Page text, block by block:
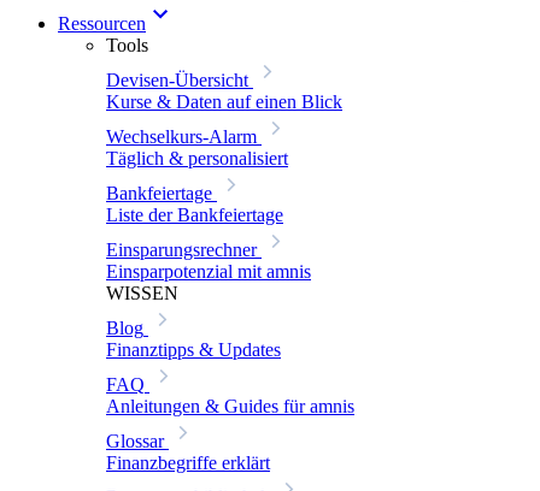
Ressourcen
Tools
Devisen-Übersicht
Kurse & Daten auf einen Blick
Wechselkurs-Alarm
Täglich & personalisiert
Bankfeiertage
Liste der Bankfeiertage
Einsparungsrechner
Einsparpotenzial mit amnis
WISSEN
Blog
Finanztipps & Updates
FAQ
Anleitungen & Guides für amnis
Glossar
Finanzbegriffe erklärt